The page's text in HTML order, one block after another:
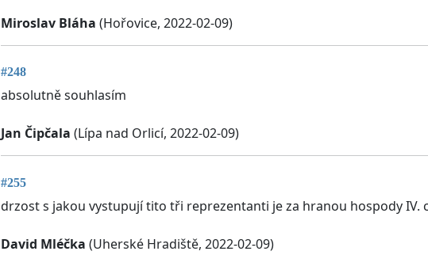
Miroslav Bláha (Hořovice, 2022-02-09)
#248
absolutně souhlasím
Jan Čipčala (Lípa nad Orlicí, 2022-02-09)
#255
drzost s jakou vystupují tito tři reprezentanti je za hranou hospody
David Mléčka (Uherské Hradiště, 2022-02-09)